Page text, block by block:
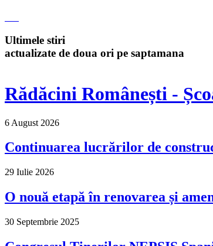
Ultimele stiri
actualizate de doua ori pe saptamana
Rădăcini Românești -
6 August 2026
Continuarea lucrărilor de
29 Iulie 2026
O nouă etapă în renovarea și
30 Septembrie 2025